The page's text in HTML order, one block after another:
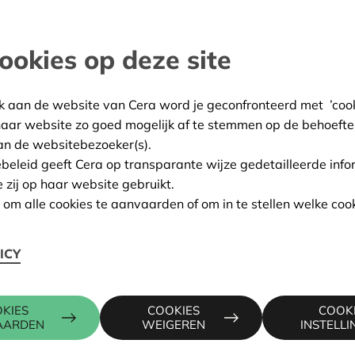
mensen hun lekkere
! De ijskar konden we
Izegem
04/11/2024
Goedgekeurd
8890 MOORSLEDE
WIM
op deze site
aan de website van Cera word je geconfronteerd met
website zo goed mogelijk af te stemmen op de
de websitebezoeker(s).
geeft Cera op transparante wijze gedetailleerde
zij op haar website gebruikt.
om alle cookies te aanvaarden of om in te stellen welke
COOKIES
WEIGEREN